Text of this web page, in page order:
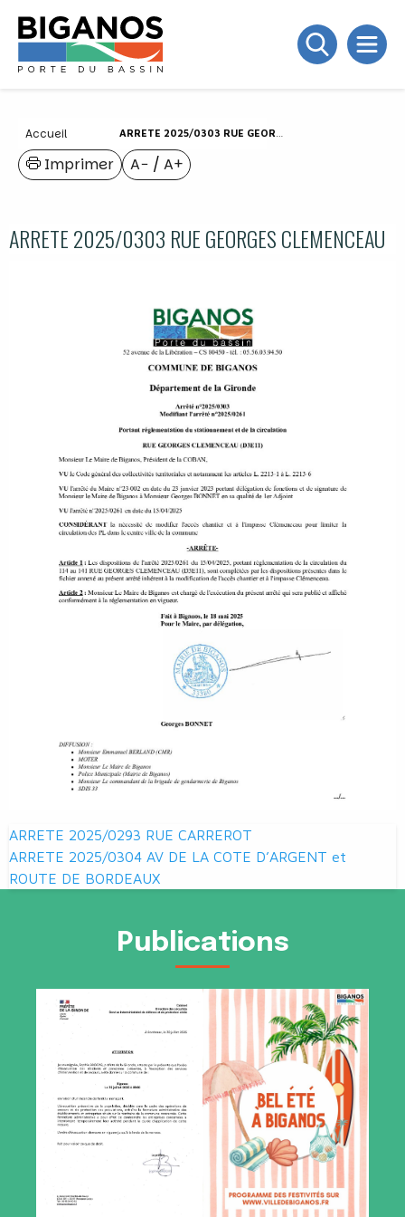
Accueil ARRETE 2025/0303 RUE GEORGES CLEMENCEAU
A− / A+
Imprimer
ARRETE 2025/0303 RUE GEORGES CLEMENCEAU
Navigation
de
l’article
ARRETE 2025/0293 RUE CARREROT
ARRETE 2025/0304 AV DE LA COTE D’ARGENT et
ROUTE DE BORDEAUX
Publications